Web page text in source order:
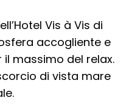
Vis à Vis di
accogliente e
massimo del relax.
di vista mare